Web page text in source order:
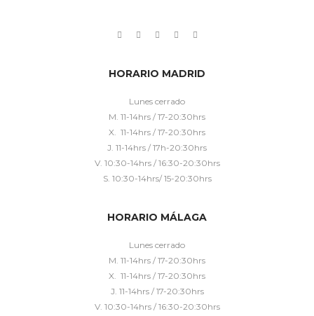
HORARIO MADRID
Lunes cerrado
M. 11-14hrs / 17-20:30hrs
X. 11-14hrs / 17-20:30hrs
J. 11-14hrs / 17h-20:30hrs
V. 10:30-14hrs / 16:30-20:30hrs
S. 10:30-14hrs/ 15-20:30hrs
HORARIO MÁLAGA
Lunes cerrado
M. 11-14hrs / 17-20:30hrs
X. 11-14hrs / 17-20:30hrs
J. 11-14hrs / 17-20:30hrs
V. 10:30-14hrs / 16:30-20:30hrs